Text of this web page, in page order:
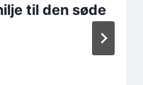
til den søde